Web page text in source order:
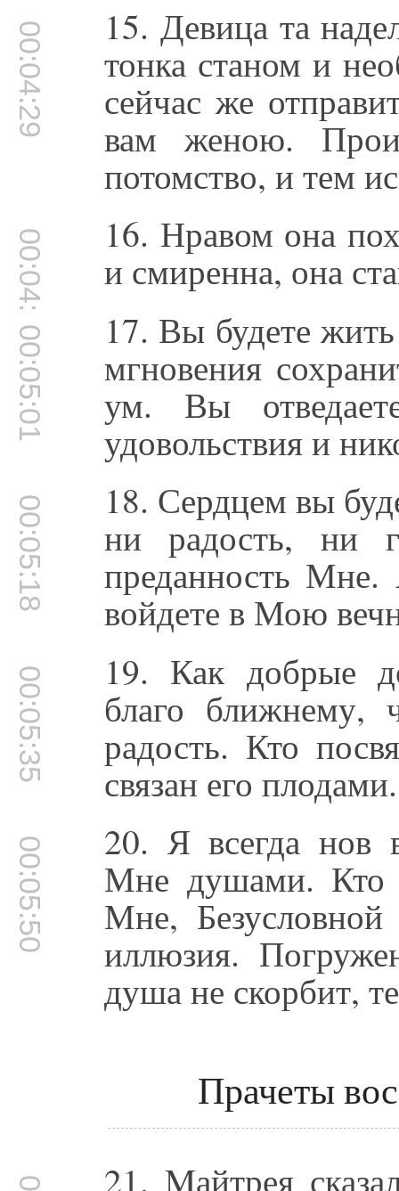
00:04:29 15. Девица та
тонка станом и
сейчас же
вам женою.
потомство, и тем
00:04:51 16. Нравом она
и смиренна, она
00:05:01 17. Вы будете
мгновения
ум. Вы
удовольствия и
00:05:18 18. Сердцем вы
ни радость, ни
преданность
войдете в Мою
00:05:35 19. Как добрые
благо ближнему,
радость. Кто
связан его плодами.
00:05:50 20. Я всегда нов
Мне душами. Кто
Мне,
иллюзия.
душа не скорбит,
Прачеты
21. Mайтрея